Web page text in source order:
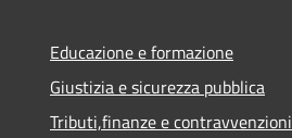
Educazione e formazione
Giustizia e sicurezza pubblica
Tributi,finanze e contravvenzioni